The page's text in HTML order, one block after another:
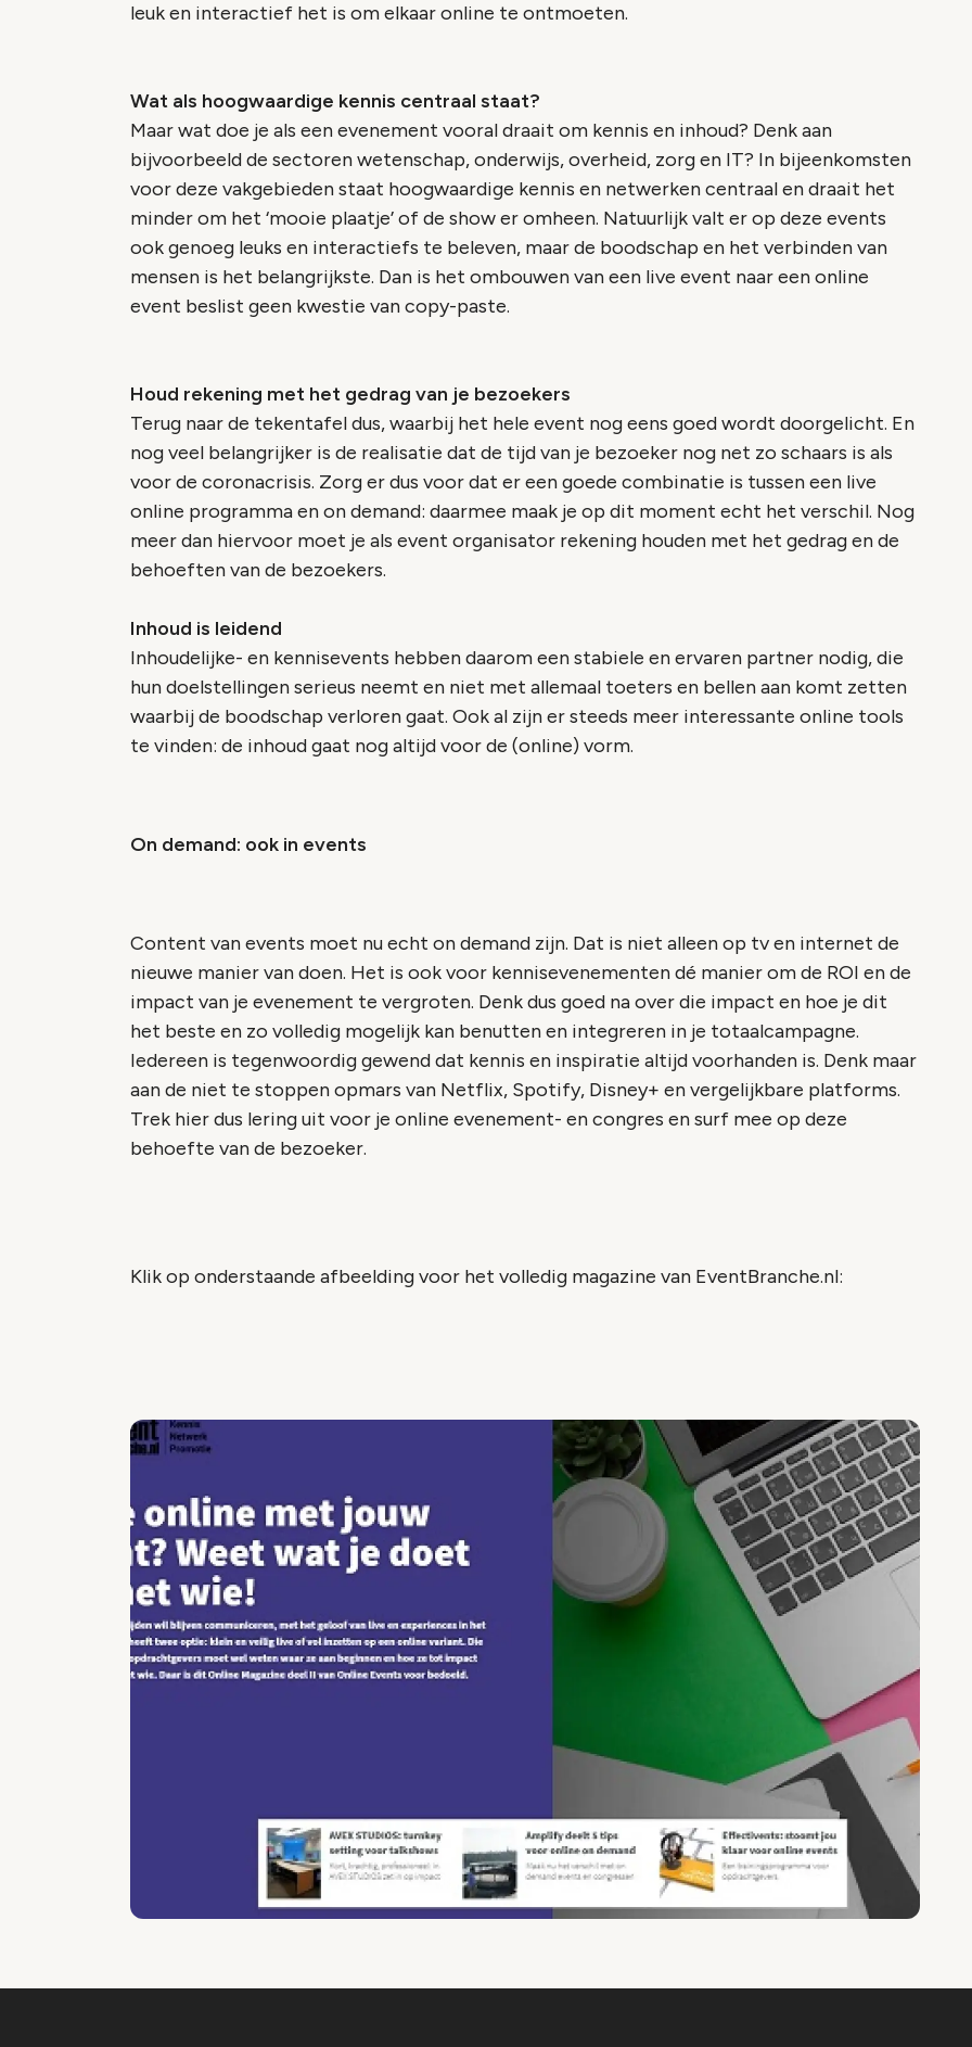
leuk en interactief het is om elkaar online te ontmoeten.
Wat als hoogwaardige kennis centraal staat?
Maar wat doe je als een evenement vooral draait om kennis en inhoud? Denk aan
bijvoorbeeld de sectoren wetenschap, onderwijs, overheid, zorg en IT? In bijeenkomsten
voor deze vakgebieden staat hoogwaardige kennis en netwerken centraal en draait het
minder om het ‘mooie plaatje’ of de show er omheen. Natuurlijk valt er op deze events
ook genoeg leuks en interactiefs te beleven, maar de boodschap en het verbinden van
mensen is het belangrijkste. Dan is het ombouwen van een live event naar een online
event beslist geen kwestie van copy-paste.
Houd rekening met het gedrag van je bezoekers
Terug naar de tekentafel dus, waarbij het hele event nog eens goed wordt doorgelicht. En
nog veel belangrijker is de realisatie dat de tijd van je bezoeker nog net zo schaars is als
voor de coronacrisis. Zorg er dus voor dat er een goede combinatie is tussen een live
online programma en on demand: daarmee maak je op dit moment echt het verschil. Nog
meer dan hiervoor moet je als event organisator rekening houden met het gedrag en de
behoeften van de bezoekers.
Inhoud is leidend
Inhoudelijke- en kennisevents hebben daarom een stabiele en ervaren partner nodig, die
hun doelstellingen serieus neemt en niet met allemaal toeters en bellen aan komt zetten
waarbij de boodschap verloren gaat. Ook al zijn er steeds meer interessante online tools
te vinden: de inhoud gaat nog altijd voor de (online) vorm.
On demand: ook in events
Content van events moet nu echt on demand zijn. Dat is niet alleen op tv en internet de
nieuwe manier van doen. Het is ook voor kennisevenementen dé manier om de ROI en de
impact van je evenement te vergroten. Denk dus goed na over die impact en hoe je dit
het beste en zo volledig mogelijk kan benutten en integreren in je totaalcampagne.
Iedereen is tegenwoordig gewend dat kennis en inspiratie altijd voorhanden is. Denk maar
aan de niet te stoppen opmars van Netflix, Spotify, Disney+ en vergelijkbare platforms.
Trek hier dus lering uit voor je online evenement- en congres en surf mee op deze
behoefte van de bezoeker.
Klik op onderstaande afbeelding voor het volledig magazine van EventBranche.nl: